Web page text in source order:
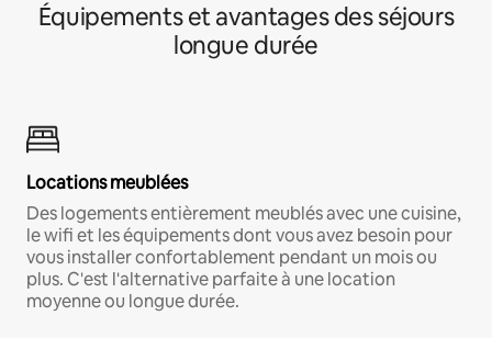
Équipements et avantages des séjours
longue durée
Locations meublées
Des logements entièrement meublés avec une cuisine,
le wifi et les équipements dont vous avez besoin pour
vous installer confortablement pendant un mois ou
plus. C'est l'alternative parfaite à une location
moyenne ou longue durée.